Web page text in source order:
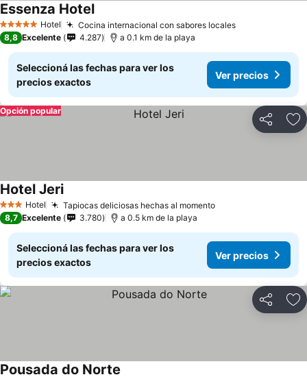
5 Estrellas Hotel Cocina internacional con sabores locales
Essenza Hotel
8,8 Excelente 4.287 a 0.1 km de la playa
Seleccioná las fechas para ver los
precios exactos
Ver precios
Compartir
Opción popular
3 Estrellas
Hotel Tapiocas deliciosas hechas al momento
Hotel Jeri
8,7 Excelente 3.780 a 0.5 km de la playa
Seleccioná las fechas para ver los
precios exactos
Ver precios
Compartir
Pousada do Norte